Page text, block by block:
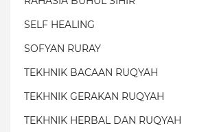
SELF HEALING
SOFYAN RURAY
TEKHNIK BACAAN RUQYAH
TEKHNIK GERAKAN RUQYAH
TEKHNIK HERBAL DAN RUQYAH